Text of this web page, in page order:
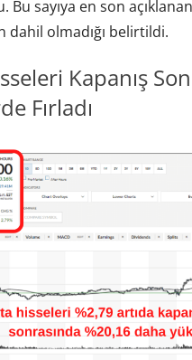
Bu sayıya en son
dahil olmadığı belirtildi.
Kapanış
Fırladı